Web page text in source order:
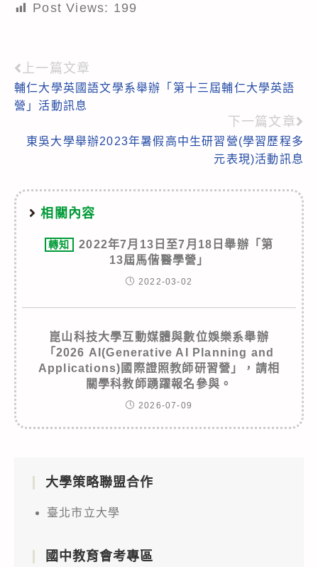
Post Views: 199
Read
more
上一篇文章
輔仁大學英國語文學系舉辦「第十三屆輔仁大學英語
營」活動訊息
下一篇文章
東吳大學舉辦2023年暑假高中生研習營(學習歷程多
元表現)活動訊息
相關內容
轉知
2022年7月13日至7月18日舉辦「第
13屆馬偕醫學營」
2022-03-02
崑山科技大學互動媒體與數位娛樂系舉辦
「2026 AI(Generative AI Planning and
Applications)國際證照教師研習營」，請相
關學科教師踴躍報名參與。
2026-07-09
大學策略聯盟合作
臺北市立大學
國中教育會考專區